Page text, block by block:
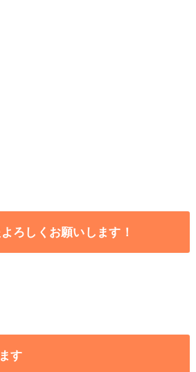
ろしくお願いします！
す